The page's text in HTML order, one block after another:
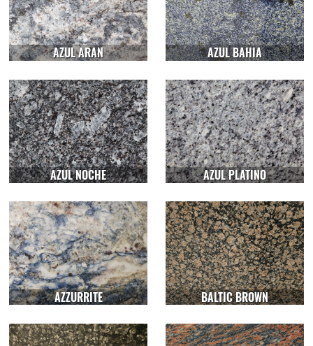
AZUL ARAN AZUL BAHIA
AZUL NOCHE AZUL PLATINO
AZZURRITE BALTIC BROWN